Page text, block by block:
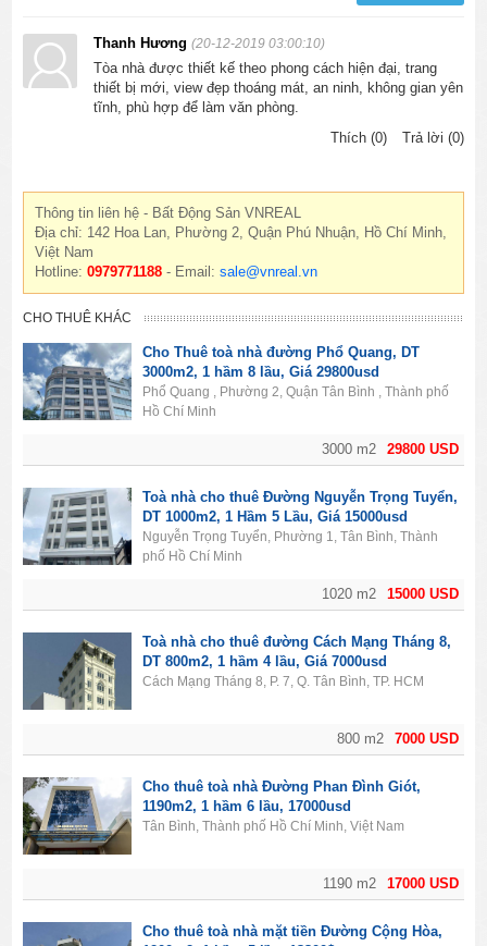
Thanh Hương(20-12-2019 03:00:10)
Tòa nhà được thiết kế theo phong cách hiện đại, trang
thiết bị mới, view đẹp thoáng mát, an ninh, không gian yên
tĩnh, phù hợp để làm văn phòng.
Thích (0)
Trả lời (0)
Thông tin liên hệ - Bất Động Sản VNREAL
Địa chỉ: 142 Hoa Lan, Phường 2, Quận Phú Nhuận, Hồ Chí Minh,
Việt Nam
Hotline:0979771188 - Email:sale@vnreal.vn
CHO THUÊ KHÁC
29800 USD
3000 m2
Cho Thuê toà nhà đường Phổ Quang, DT
3000m2, 1 hầm 8 lầu, Giá 29800usd
Phổ Quang , Phường 2, Quận Tân Bình , Thành phố
Hồ Chí Minh
15000 USD
1020 m2
Toà nhà cho thuê Đường Nguyễn Trọng Tuyển,
DT 1000m2, 1 Hầm 5 Lầu, Giá 15000usd
Nguyễn Trọng Tuyển, Phường 1, Tân Bình, Thành
phố Hồ Chí Minh
7000 USD
800 m2
Toà nhà cho thuê đường Cách Mạng Tháng 8,
DT 800m2, 1 hầm 4 lầu, Giá 7000usd
Cách Mạng Tháng 8, P. 7, Q. Tân Bình, TP. HCM
17000 USD
1190 m2
Cho thuê toà nhà Đường Phan Đình Giót,
1190m2, 1 hầm 6 lầu, 17000usd
Tân Bình, Thành phố Hồ Chí Minh, Việt Nam
Cho thuê toà nhà mặt tiền Đường Cộng Hòa,